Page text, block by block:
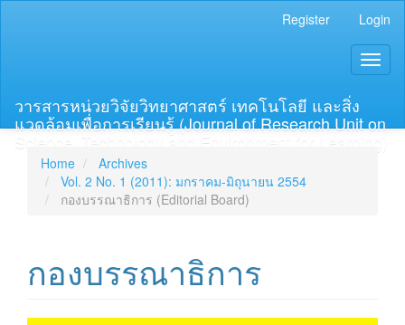
Register Login
วารสารหน่วยวิจัยวิทยาศาสตร์ เทคโนโลยี และสิ่ง
แวดล้อมเพื่อการเรียนรู้ (Journal of Research Unit on
Science, Technology and Environment for Learning)
Home
Archives
Vol. 2 No. 1 (2011): มกราคม-มิถุนายน 2554
กองบรรณาธิการ (Editorial Board)
กองบรรณาธิการ